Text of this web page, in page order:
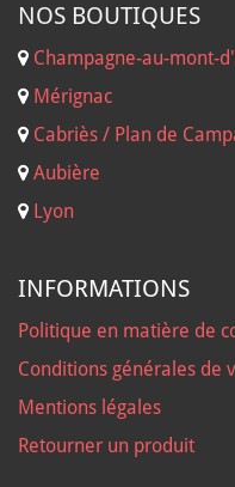
NOS BOUTIQUES
Champagne-au-mont-
Mérignac
Cabriès / Plan de
Aubière
Lyon
INFORMATIONS
Politique en matière de
Conditions générales de
Mentions légales
Retourner un produit